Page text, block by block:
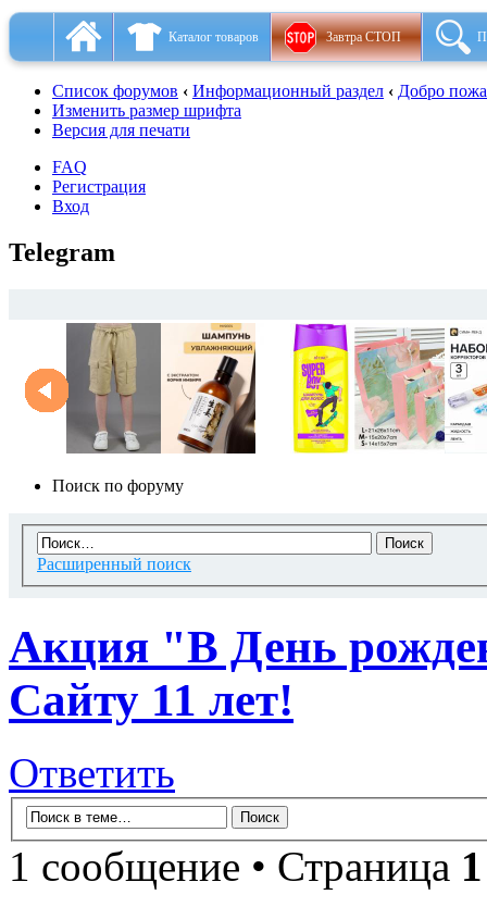
Каталог товаров Завтра СТОП
Список форумов ‹ Информационный раздел ‹ Добро
Изменить размер шрифта
Версия для печати
FAQ
Регистрация
Вход
Telegram
Поиск по форуму
Расширенный поиск
Акция "В День
Сайту 11 лет!
Ответить
1 сообщение • Страница 1